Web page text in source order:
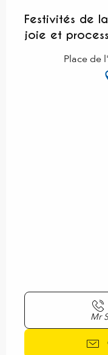
Festivités de
joie et
Place de
Mr